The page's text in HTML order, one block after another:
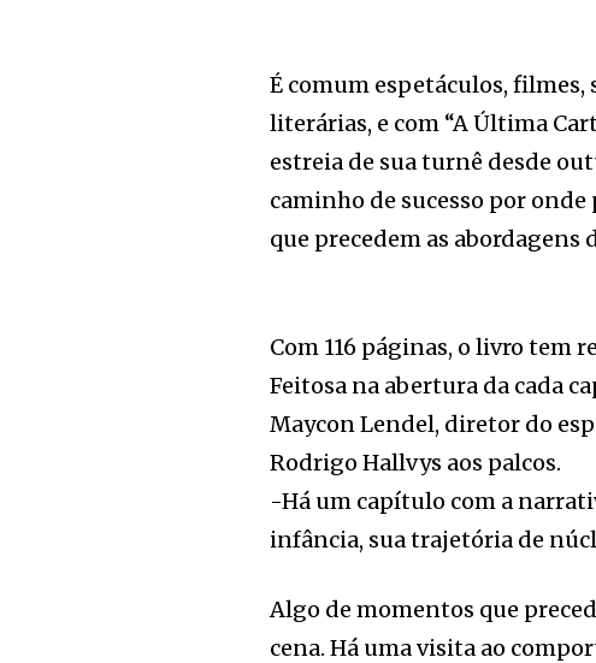
É comum espetáculos, filmes,
literárias, e com “A Última
estreia de sua turnê desde
caminho de sucesso por
que precedem as abordagens
Com 116 páginas, o livro tem
Feitosa na abertura da cada
Maycon Lendel, diretor do
Rodrigo Hallvys aos palcos.
-Há um capítulo com a
infância, sua trajetória de
Algo de momentos que
cena. Há uma visita ao